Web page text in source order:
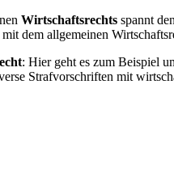
Wirtschaftsrechts spannt
dem allgemeinen
: Hier geht es zum Beispiel
Strafvorschriften mit